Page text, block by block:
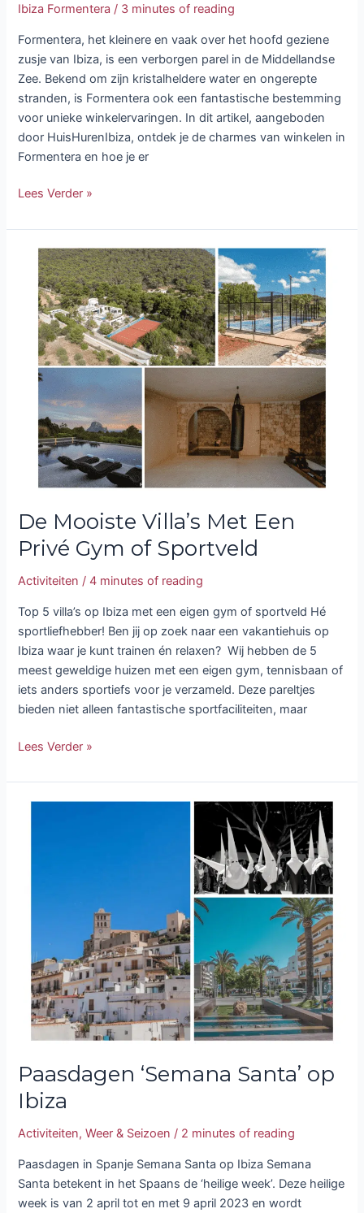
Ibiza Formentera / 3 minutes of reading
Formentera, het kleinere en vaak over het hoofd geziene
zusje van Ibiza, is een verborgen parel in de Middellandse
Zee. Bekend om zijn kristalheldere water en ongerepte
stranden, is Formentera ook een fantastische bestemming
voor unieke winkelervaringen. In dit artikel, aangeboden
door HuisHurenIbiza, ontdek je de charmes van winkelen in
Formentera en hoe je er
Lees Verder »
De Mooiste Villa’s Met Een
Privé Gym of Sportveld
Activiteiten /4 minutes of reading
Top 5 villa’s op Ibiza met een eigen gym of sportveld Hé
sportliefhebber! Ben jij op zoek naar een vakantiehuis op
Ibiza waar je kunt trainen én relaxen? Wij hebben de 5
meest geweldige huizen met een eigen gym, tennisbaan of
iets anders sportiefs voor je verzameld. Deze pareltjes
bieden niet alleen fantastische sportfaciliteiten, maar
Mooiste
Villa’s
Met
Een
Privé
Gym
Sportveld
Lees Verder »
Paasdagen ‘Semana Santa’ op
Ibiza
Activiteiten,Weer & Seizoen / 2 minutes of reading
Paasdagen in Spanje Semana Santa op Ibiza Semana
Santa betekent in het Spaans de ‘heilige week’. Deze heilige
week is van 2 april tot en met 9 april 2023 en wordt
Paasdagen